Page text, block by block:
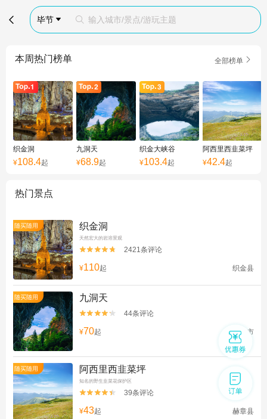
 毕节   输入城市/景点/游玩主题
本周热门榜单 全部榜单 
织金洞
¥108.4起
九洞天
¥68.9起
织金大峡谷
¥103.4起
阿西里西韭菜坪
¥42.4起
热门景点
随买随用 织金洞
天然宏大的岩溶景观

 2421条评论
¥110起 织金县
随买随用 九洞天

 44条评论
¥70起 毕节市
随买随用 阿西里西韭菜坪
知名的野生韭菜花保护区

 39条评论
¥43起 赫章县